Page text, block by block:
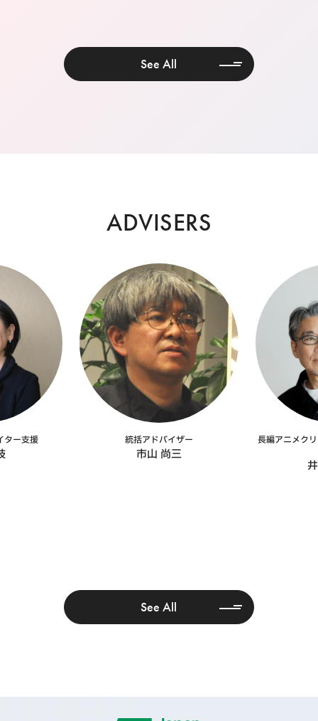
See All
ADVISERS
ター支援 統括アドバイザー
市山 尚三
長編アニメク
See All